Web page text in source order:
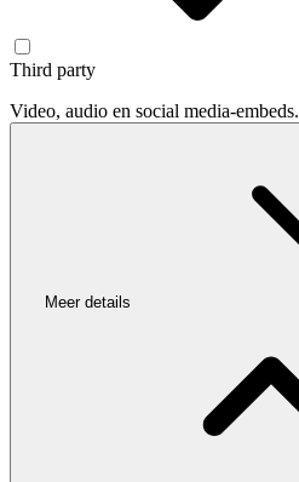
Third party
Video, audio en social media-embeds.
Meer details